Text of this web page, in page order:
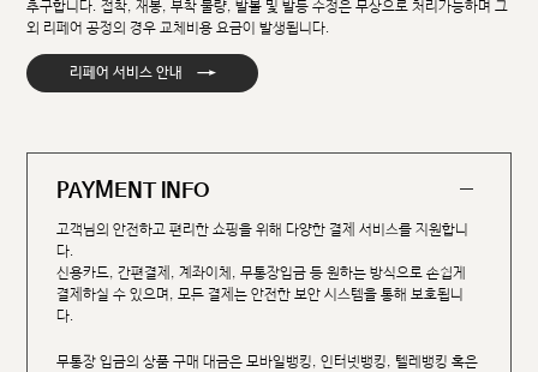
추구합니다. 접착, 재봉, 부착 불량, 발볼 및 발등 수정은 무상으로 처리가능하며 그
외 리페어 공정의 경우 교체비용 요금이 발생됩니다.
리페어 서비스 안내 →
PAYMENT INFO
고객님의 안전하고 편리한 쇼핑을 위해 다양한 결제 서비스를 지원합니
다.
신용카드, 간편결제, 계좌이체, 무통장입금 등 원하는 방식으로 손쉽게
결제하실 수 있으며, 모든 결제는 안전한 보안 시스템을 통해 보호됩니
다.
무통장 입금의 상품 구매 대금은 모바일뱅킹, 인터넷뱅킹, 텔레뱅킹 혹은